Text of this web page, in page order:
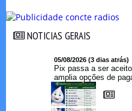
NOTICIAS GERAIS
05/08/2026 (3 dias atrás)
Pix passa a ser
amplia opções de